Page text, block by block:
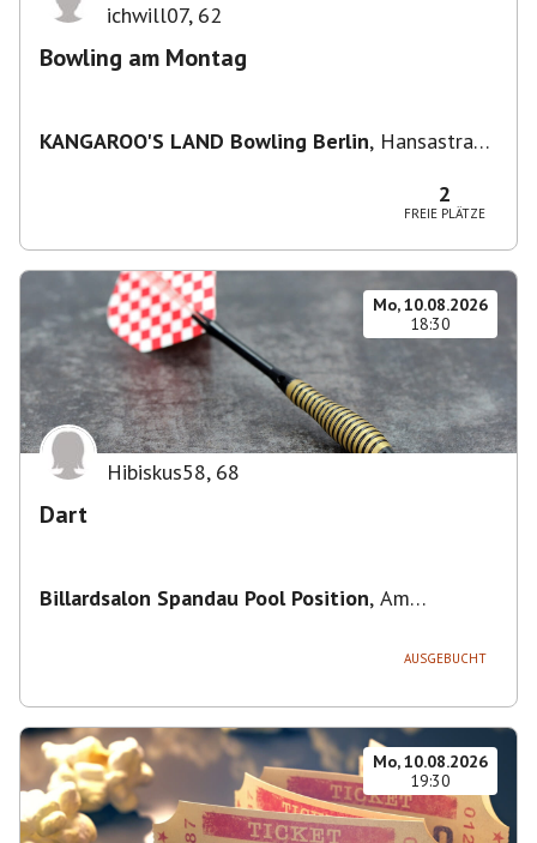
ichwill07, 62
Bowling am Montag
KANGAROO'S LAND Bowling Berlin, Hansastraße
2
FREIE PLÄTZE
Mo, 10.08.2026
18:30
Hibiskus58, 68
Dart
Billardsalon Spandau Pool Position, Am
AUSGEBUCHT
Mo, 10.08.2026
19:30